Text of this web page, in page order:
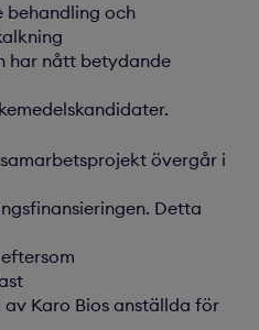
behandling och
har nått betydande
övergår i
Detta
Karo Bios anställda för